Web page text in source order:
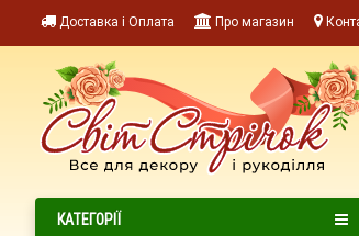
Доставка і Оплата Про магазин
КАТЕГОРІЇ